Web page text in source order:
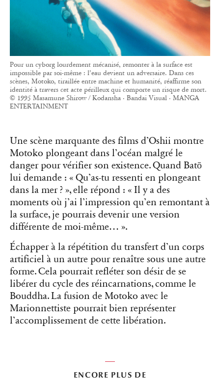
Pour un cyborg lourdement mécanisé, remonter à la surface est
impossible par soi-même : l’eau devient un adversaire. Dans ces
scènes, Motoko, tiraillée entre machine et humanité, réaffirme son
identité à travers cet acte périlleux qui comporte un risque de mort.
© 1995 Masamune Shirow / Kodansha · Bandai Visual · MANGA
ENTERTAINMENT
Une scène marquante des films d’Oshii montre
Motoko plongeant dans l’océan malgré le
danger pour vérifier son existence. Quand Batō
lui demande : « Qu’as-tu ressenti en plongeant
dans la mer ? », elle répond : « Il y a des
moments où j’ai l’impression qu’en remontant à
la surface, je pourrais devenir une version
différente de moi-même… ».
Échapper à la répétition du transfert d’un corps
artificiel à un autre pour renaître sous une autre
forme. Cela pourrait refléter son désir de se
libérer du cycle des réincarnations, comme le
Bouddha. La fusion de Motoko avec le
Marionnettiste pourrait bien représenter
l’accomplissement de cette libération.
ENCORE PLUS DE